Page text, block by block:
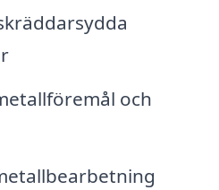
och